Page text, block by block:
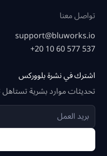
تواصل معنا
support@bluworks.io
+20 10 60 577 537
اشترك في نشرة بلووركس
تحديثات موارد بشرية تستاهل